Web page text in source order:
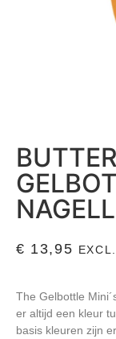
€ 13,95
The Gelbottle
er altijd een kleur
basis kleuren zijn